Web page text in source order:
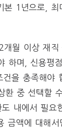
본 1년으로, 최
월 이상 재직
하며, 신용평
건을 충족해야
환 중 선택할
내에서 필요
금액에 대해서